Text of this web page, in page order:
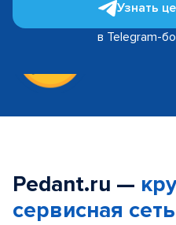
Узнать
в Telegram-
Pedant.ru —
сервисная сеть